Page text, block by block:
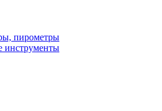
пирометры
инструменты